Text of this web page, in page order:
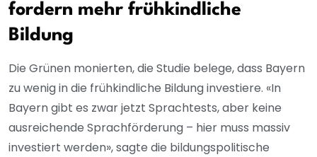
fordern mehr frühkindliche
Bildung
Die Grünen monierten, die Studie belege, dass Bayern
zu wenig in die frühkindliche Bildung investiere. «In
Bayern gibt es zwar jetzt Sprachtests, aber keine
ausreichende Sprachförderung – hier muss massiv
investiert werden», sagte die bildungspolitische